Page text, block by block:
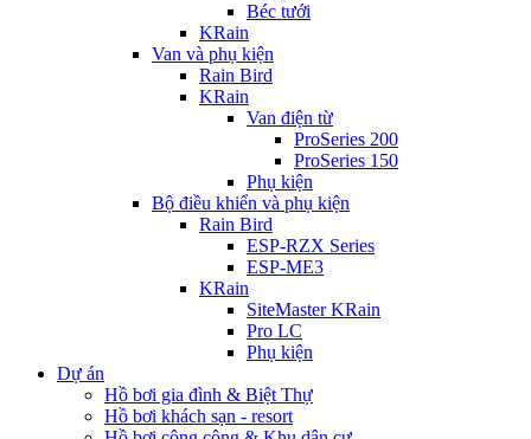
Béc tưới
KRain
Van và phụ kiện
Rain Bird
KRain
Van điện từ
ProSeries 200
ProSeries 150
Phụ kiện
Bộ điều khiển và phụ kiện
Rain Bird
ESP-RZX Series
ESP-ME3
KRain
SiteMaster KRain
Pro LC
Phụ kiện
Dự án
Hồ bơi gia đình & Biệt Thự
Hồ bơi khách sạn - resort